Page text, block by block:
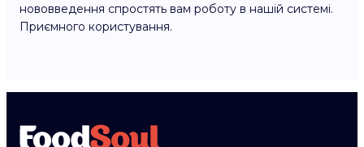
нововведення спростять вам роботу в нашій системі.
Приємного користування.